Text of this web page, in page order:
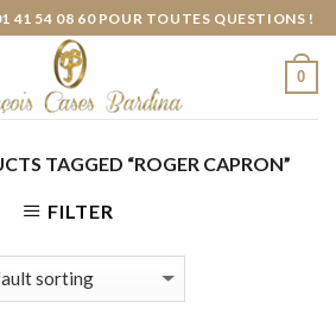
41 54 08 60 POUR TOUTES QUESTIONS !
0
TAGGED “ROGER CAPRON”
FILTER